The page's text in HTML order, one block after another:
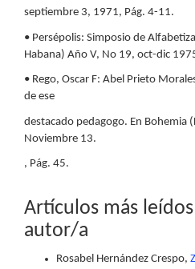
septiembre 3, 1971, Pág. 4-11.
• Persépolis: Simposio de
Habana) Año V, No 19, oct-dic
• Rego, Oscar F: Abel Prieto
de ese
destacado pedagogo. En Bohemia
Noviembre 13.
, Pág. 45.
Artículos más
autor/a
Rosabel Hernández Crespo,